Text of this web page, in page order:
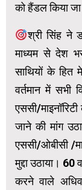
को हैंडल किया
श्री सिंह ने
माध्यम से देश
साथियों के हित
वर्तमान में सभी
एससी/
जाने की मांग
एससी/ओबीसी /
मुद्दा उठाया।
करने वाले